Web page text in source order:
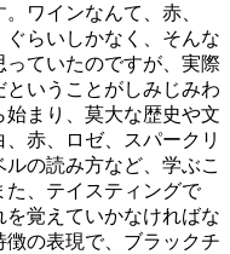
ワインなんて、赤、
らいしかなく、そんな
ていたのですが、実際
いうことがしみじみわ
まり、莫大な歴史や文
赤、ロゼ、スパークリ
の読み方など、学ぶこ
た、テイスティングで
覚えていかなければな
の表現で、ブラックチ